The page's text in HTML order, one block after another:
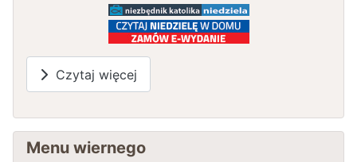
Czytaj więcej
Menu wiernego